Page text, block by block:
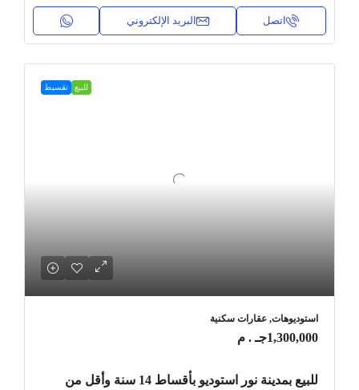
اتصل البريد الإلكتروني
للبيع تقسيط
استوديوهات, عقارات سكنية
1,300,000جـ . م
للبيع بمدينة نور استوديو بأقساط 14 سنة وأقل من